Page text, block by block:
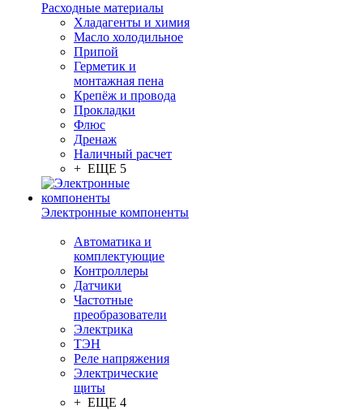
Расходные материалы
Хладагенты и химия
Масло холодильное
Припой
Герметик и
монтажная пена
Крепёж и провода
Прокладки
Флюс
Дренаж
Наличный расчет
+ ЕЩЕ 5
Электронные компоненты
Автоматика и
комплектующие
Контроллеры
Датчики
Частотные
преобразователи
Электрика
ТЭН
Реле напряжения
Электрические
щиты
+ ЕЩЕ 4